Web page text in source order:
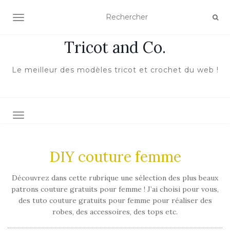
ACTIVER/DÉSACTIVER LA NAVIGATION
Tricot and Co.
Le meilleur des modèles tricot et crochet du web !
TOGGLE NAVIGATION
DIY couture femme
Découvrez dans cette rubrique une sélection des plus beaux
patrons couture gratuits pour femme ! J’ai choisi pour vous,
des tuto couture gratuits pour femme pour réaliser des
robes, des accessoires, des tops etc.